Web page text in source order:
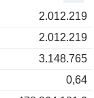
2.012.219
2.012.219
3.148.765
0,64